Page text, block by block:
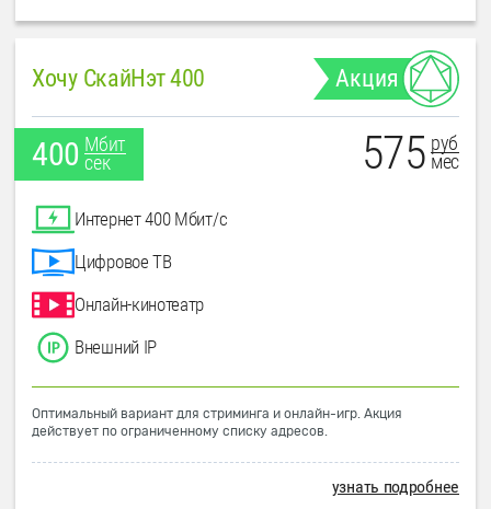
Хочу СкайНэт 400 Акция
400 Мбит
сек
575 руб
мес
Интернет 400 Мбит/с
Цифровое ТВ
Онлайн-кинотеатр
Внешний IP
Оптимальный вариант для стриминга и онлайн-игр. Акция
действует по ограниченному списку адресов.
узнать подробнее